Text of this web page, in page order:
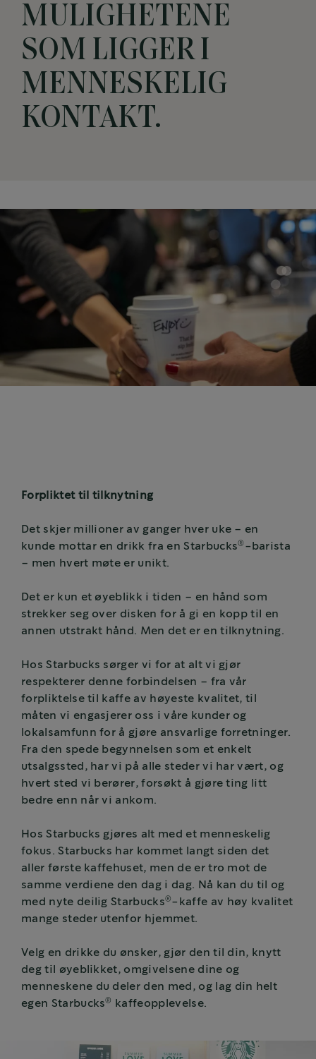
MULIGHETENE
SOM LIGGER I
MENNESKELIG
KONTAKT.
Forpliktet til tilknytning
Det skjer millioner av ganger hver uke – en
kunde mottar en drikk fra en Starbucks® -barista
– men hvert møte er unikt.
Det er kun et øyeblikk i tiden – en hånd som
strekker seg over disken for å gi en kopp til en
annen utstrakt hånd. Men det er en tilknytning.
Hos Starbucks sørger vi for at alt vi gjør
respekterer denne forbindelsen – fra vår
forpliktelse til kaffe av høyeste kvalitet, til
måten vi engasjerer oss i våre kunder og
lokalsamfunn for å gjøre ansvarlige forretninger.
Fra den spede begynnelsen som et enkelt
utsalgssted, har vi på alle steder vi har vært, og
hvert sted vi berører, forsøkt å gjøre ting litt
bedre enn når vi ankom.
Hos Starbucks gjøres alt med et menneskelig
fokus. Starbucks har kommet langt siden det
aller første kaffehuset, men de er tro mot de
samme verdiene den dag i dag. Nå kan du til og
med nyte deilig Starbucks® -kaffe av høy kvalitet
mange steder utenfor hjemmet.
Velg en drikke du ønsker, gjør den til din, knytt
deg til øyeblikket, omgivelsene dine og
menneskene du deler den med, og lag din helt
egen Starbucks® kaffeopplevelse.